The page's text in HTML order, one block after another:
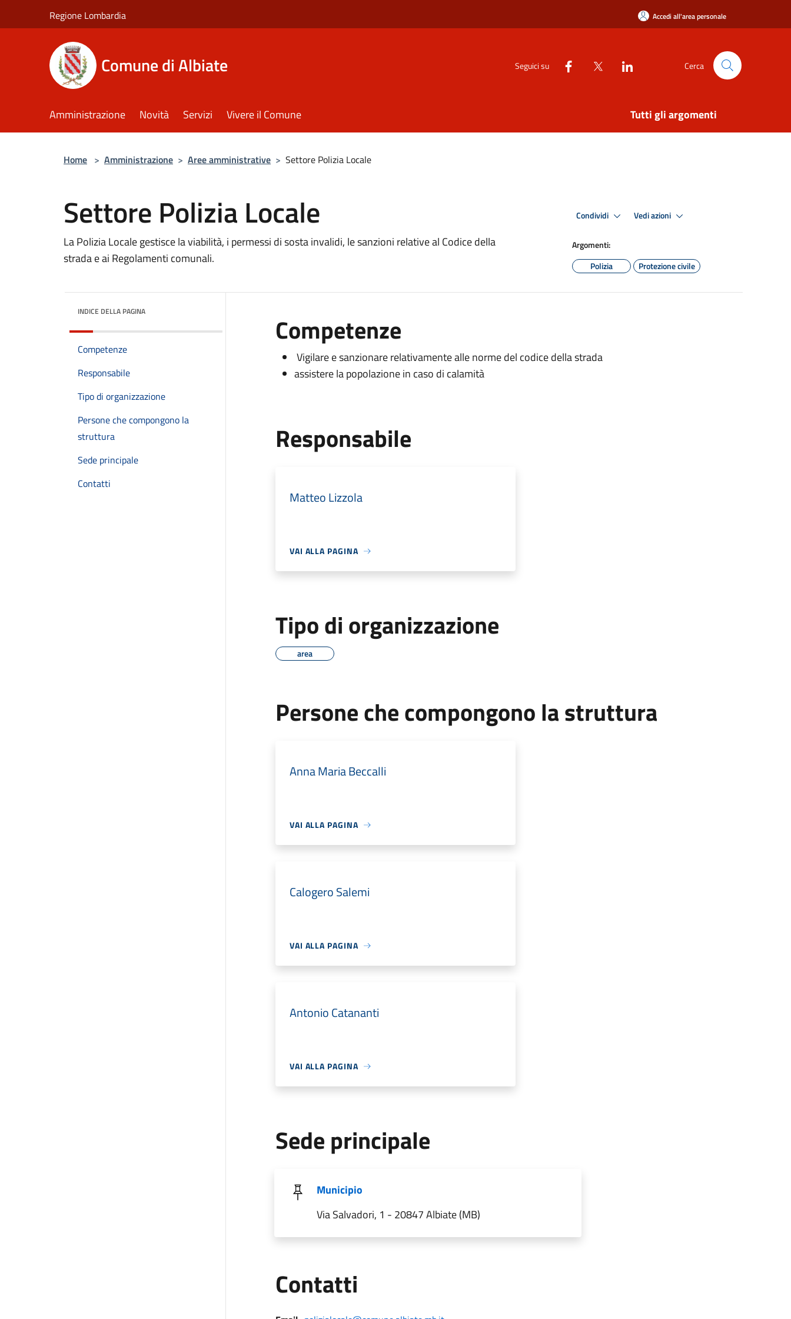
Regione Lombardia Accedi all'area personale
Comune di Albiate Seguici su Cerca
Amministrazione Novità Servizi Vivere il Comune Tutti gli argomenti
Home > Amministrazione > Aree amministrative > Settore Polizia Locale
Settore Polizia Locale
La Polizia Locale gestisce la viabilità, i permessi di sosta invalidi, le sanzioni relative al Codice della
strada e ai Regolamenti comunali.
Condividi Vedi azioni
Argomenti:
Polizia
Protezione civile
INDICE DELLA PAGINA
Competenze
Responsabile
Tipo di organizzazione
Persone che compongono la
struttura
Sede principale
Contatti
Competenze
Vigilare e sanzionare relativamente alle norme del codice della strada
assistere la popolazione in caso di calamità
Responsabile
Matteo Lizzola
VAI ALLA PAGINA
Tipo di organizzazione
area
Persone che compongono la struttura
Anna Maria Beccalli
VAI ALLA PAGINA
Calogero Salemi
VAI ALLA PAGINA
Antonio Catananti
VAI ALLA PAGINA
Sede principale
Municipio
Via Salvadori, 1 - 20847 Albiate (MB)
Contatti